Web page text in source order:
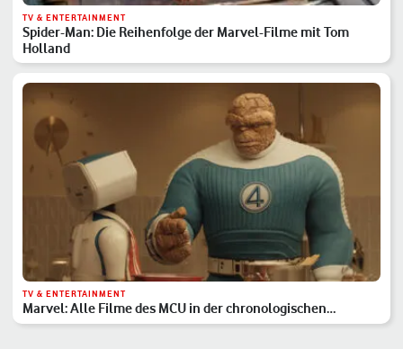
TV & ENTERTAINMENT
Spider-Man: Die Reihenfolge der Marvel-Filme mit Tom
Holland
TV & ENTERTAINMENT
Marvel: Alle Filme des MCU in der chronologischen
Reihenfolge